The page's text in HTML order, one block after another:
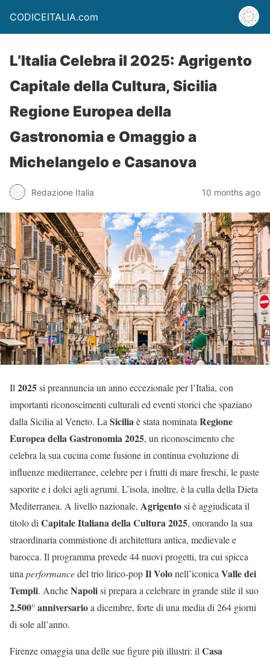
CODICEITALIA.com
L’Italia Celebra il 2025: Agrigento
Capitale della Cultura, Sicilia
Regione Europea della
Gastronomia e Omaggio a
Michelangelo e Casanova
Redazione Italia 10 months ago
Il2025si preannuncia un anno eccezionale per l’Italia, con
importanti riconoscimenti culturali ed eventi storici che spaziano
dalla Sicilia al Veneto. LaSiciliaè stata nominataRegione
Europea della Gastronomia 2025, un riconoscimento che
celebra la sua cucina come fusione in continua evoluzione di
influenze mediterranee, celebre per i frutti di mare freschi, le paste
saporite e i dolci agli agrumi. L’isola, inoltre, è la culla della Dieta
Mediterranea. A livello nazionale, Agrigentosi è aggiudicata il
titolo diCapitale Italiana della Cultura 2025, onorando la sua
straordinaria commistione di architettura antica, medievale e
barocca. Il programma prevede 44 nuovi progetti, tra cui spicca
unaperformancedel trio lirico-popIl Volonell’iconicaValle dei
Templi. AncheNapolisi prepara a celebrare in grande stile il suo
2.500° anniversarioa dicembre, forte di una media di 264 giorni
di sole all’anno.
Firenze omaggia una delle sue figure più illustri: ilCasa